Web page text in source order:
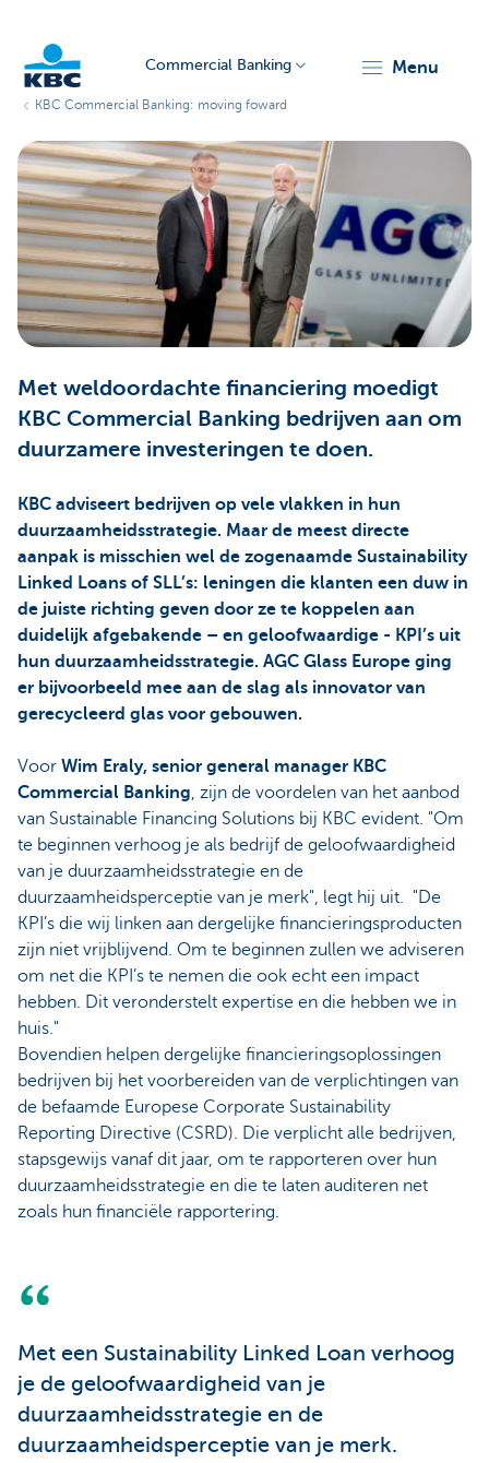
Corporate
Commercial Banking menu
KBC Commercial Banking: moving foward
Met weldoordachte financiering moedigt
KBC Commercial Banking bedrijven aan om
duurzamere investeringen te doen.
KBC adviseert bedrijven op vele vlakken in hun
duurzaamheidsstrategie. Maar de meest directe
aanpak is misschien wel de zogenaamde Sustainability
Linked Loans of SLL’s: leningen die klanten een duw in
de juiste richting geven door ze te koppelen aan
duidelijk afgebakende – en geloofwaardige - KPI’s uit
hun duurzaamheidsstrategie. AGC Glass Europe ging
er bijvoorbeeld mee aan de slag als innovator van
gerecycleerd glas voor gebouwen.
Voor Wim Eraly, senior general manager KBC
Commercial Banking, zijn de voordelen van het aanbod
van Sustainable Financing Solutions bij KBC evident. "Om
te beginnen verhoog je als bedrijf de geloofwaardigheid
van je duurzaamheidsstrategie en de
duurzaamheidsperceptie van je merk", legt hij uit. "De
KPI’s die wij linken aan dergelijke financieringsproducten
zijn niet vrijblijvend. Om te beginnen zullen we adviseren
om net die KPI’s te nemen die ook echt een impact
hebben. Dit veronderstelt expertise en die hebben we in
huis."
Bovendien helpen dergelijke financieringsoplossingen
bedrijven bij het voorbereiden van de verplichtingen van
de befaamde Europese Corporate Sustainability
Reporting Directive (CSRD). Die verplicht alle bedrijven,
stapsgewijs vanaf dit jaar, om te rapporteren over hun
duurzaamheidsstrategie en die te laten auditeren net
zoals hun financiële rapportering.
Met een Sustainability Linked Loan verhoog
je de geloofwaardigheid van je
duurzaamheidsstrategie en de
duurzaamheidsperceptie van je merk.